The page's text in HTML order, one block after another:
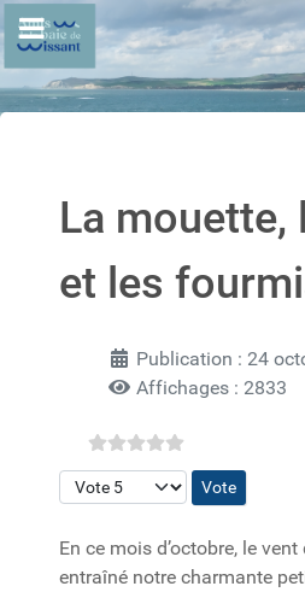
La mouette,
et les
Publication : 24
Affichages : 2833
Veuillez voter
En ce mois d’octobre, le
entraîné notre charmante